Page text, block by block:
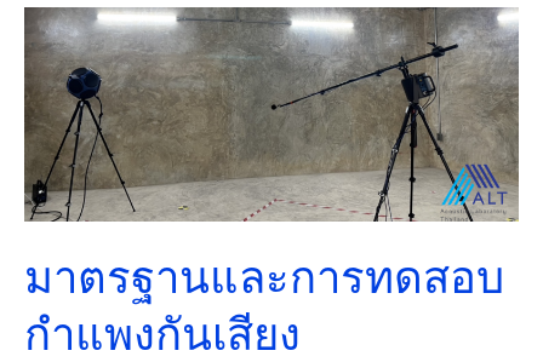
มาตรฐานและการทดสอบ
กำแพงกันเสียง
มาตรฐาน
และ
การ
ทดสอบ
กำแพง
กัน
เสียง